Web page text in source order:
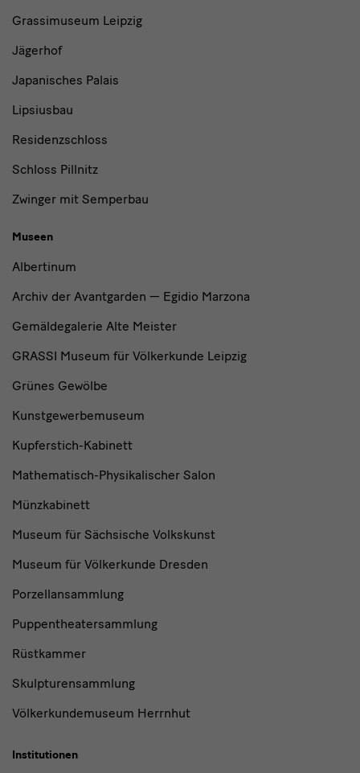
Grassimuseum Leipzig
Jägerhof
Japanisches Palais
Lipsiusbau
Residenzschloss
Schloss Pillnitz
Zwinger mit Semperbau
Museen
Albertinum
Archiv der Avantgarden — Egidio Marzona
Gemäldegalerie Alte Meister
GRASSI Museum für Völkerkunde Leipzig
Grünes Gewölbe
Kunstgewerbemuseum
Kupferstich-Kabinett
Mathematisch-Physikalischer Salon
Münzkabinett
Museum für Sächsische Volkskunst
Museum für Völkerkunde Dresden
Porzellansammlung
Puppentheatersammlung
Rüstkammer
Skulpturensammlung
Völkerkundemuseum Herrnhut
Institutionen